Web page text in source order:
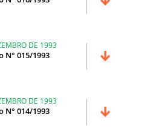
DE 1993
N° 015/1993
DE 1993
N° 014/1993